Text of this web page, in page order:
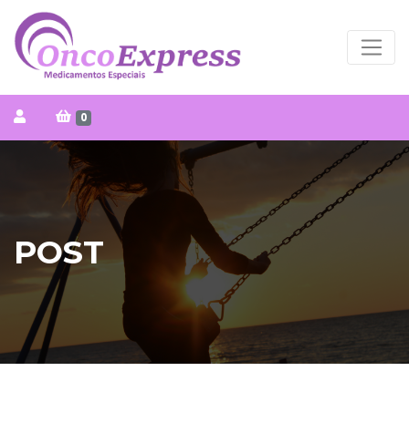
0
POST